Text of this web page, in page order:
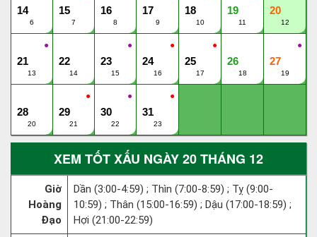
14
6
15
7
16
8
17
9
18
10
19
11
20
12
●
21
13
22
14
●
23
15
●
24
16
●
25
17
26
18
●
27
19
28
20
●
29
21
●
30
22
●
31
23
XEM TỐT XẤU NGÀY 20 THÁNG 12
Giờ
Hoàng
Đạo
Dần (3:00-4:59) ; Thìn (7:00-8:59) ; Tỵ (9:00-
10:59) ; Thân (15:00-16:59) ; Dậu (17:00-18:59) ;
Hợi (21:00-22:59)